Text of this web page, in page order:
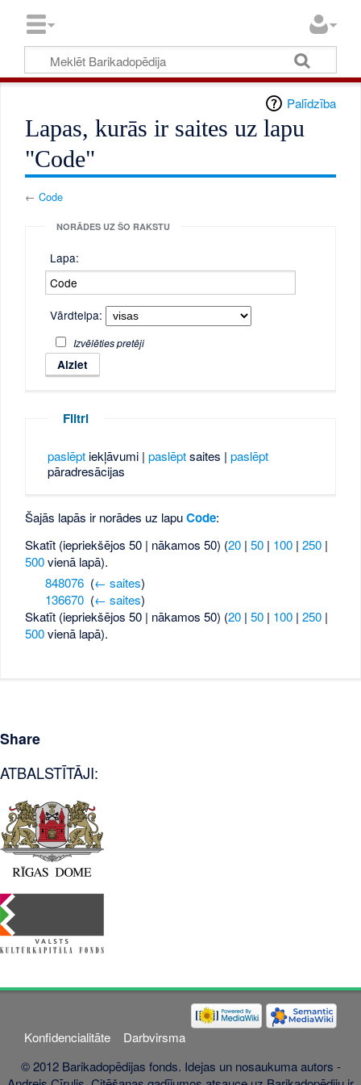
Palīdzība
Lapas, kurās ir saites uz lapu
"Code"
←Code
NORĀDES UZ ŠO RAKSTU
Lapa:
Vārdtelpa:
Izvēlēties pretēji
Filtri
paslēptiekļāvumi | paslēptsaites | paslēpt
pāradresācijas
Šajās lapās ir norādes uz lapuCode:
Skatīt (iepriekšējos 50 | nākamos 50) (20 |50 | 100 |250 |
500vienā lapā).
848076‎ (← saites)
136670‎ (← saites)
Skatīt (iepriekšējos 50 | nākamos 50) (20 |50 | 100 |250 |
500vienā lapā).
Share
ATBALSTĪTĀJI:
Konfidencialitāte
Darbvirsma
© 2012 Barikadopēdijas fonds. Idejas un nosaukuma autors -